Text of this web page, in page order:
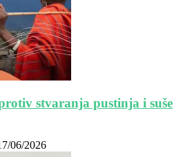
stvaranja pustinja i suše
06/2026